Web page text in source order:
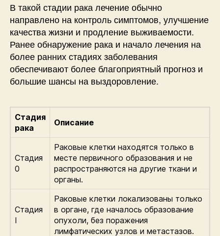
В такой стадии рака лечение обычно
направлено на контроль симптомов, улучшение
качества жизни и продление выживаемости.
Ранее обнаружение рака и начало лечения на
более ранних стадиях заболевания
обеспечивают более благоприятный прогноз и
большие шансы на выздоровление.
Стадия
рака
Описание
Стадия
0
Раковые клетки находятся только в
месте первичного образования и не
распространяются на другие ткани и
органы.
Стадия
I
Раковые клетки локализованы только
в органе, где началось образование
опухоли, без поражения
лимфатических узлов и метастазов.